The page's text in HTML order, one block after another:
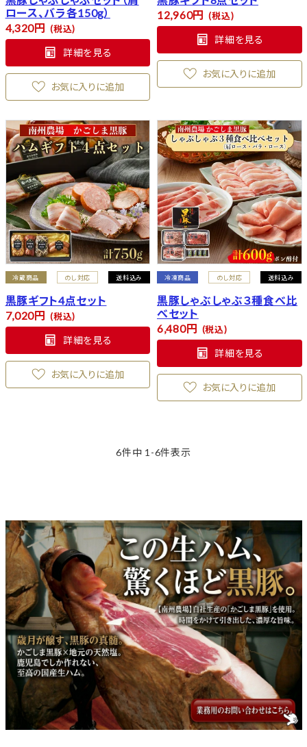
ロース、バラ各150g）
4,320 税込
詳細を見る
お気に入りに追加
12,960 税込
詳細を見る
お気に入りに追加
冷蔵商品 のし対応 送料込み
黒豚ギフト4点セット
7,020 税込
詳細を見る
お気に入りに追加
冷凍商品 のし対応 送料込み
黒豚しゃぶしゃぶ３種食べ比
べセット
6,480 税込
詳細を見る
お気に入りに追加
6件中 1 -6件表示